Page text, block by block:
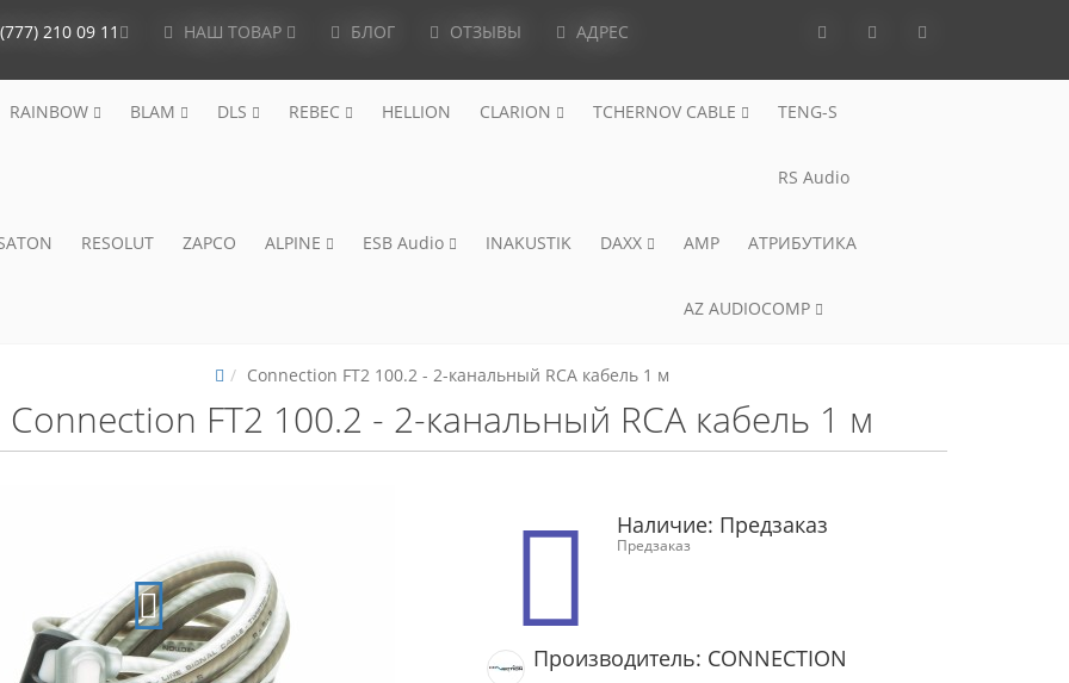
210 09 11 НАШ ТОВАР БЛОГ ОТЗЫВЫ АДРЕС
RAINBOW BLAM DLS REBEC HELLION CLARION TCHERNOV CABLE TENG-S
RS Audio
RESOLUT ZAPCO ALPINE ESB Audio INAKUSTIK DAXX AMP АТРИБУТИКА
AZ AUDIOCOMP
Connection FT2 100.2 - 2-канальный RCA кабель 1 м
Connection FT2 100.2 - 2-канальный RCA кабель 1 м
Наличие: Предзаказ
Предзаказ
Производитель: CONNECTION